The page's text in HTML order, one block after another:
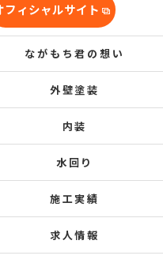
フィシャルサイト
ながもち君の想い
外壁塗装
内装
水回り
施工実績
求人情報